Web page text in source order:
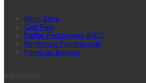
Akun Saya
Cek Resi
Daftar Pertanyaan (FAQ)
Konfirmasi Pembayaran
Panduan Belanja